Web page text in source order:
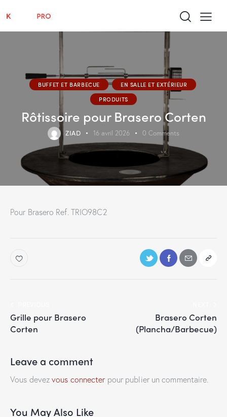
BUFFET ET BARBECUE
EN SALLE ET EXTÉRIEUR
PRODUITS
Rôtissoire pour Brasero Corten
ZIAD 16 avril 2026 0 Comments
Pour Brasero Ref. TRIO98C2
Grille pour Brasero
Corten
Brasero Corten
(Plancha/Barbecue)
Leave a comment
Vous devezvous connecter pour publier un commentaire.
You May Also Like